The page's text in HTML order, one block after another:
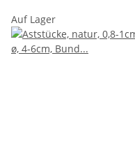
Auf Lager